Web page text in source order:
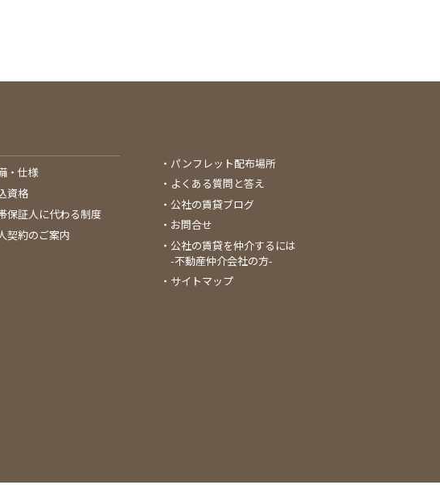
・仕様
資格
証人に代わる制度
契約のご案内
パンフレット配布場所
よくある質問と答え
公社の賃貸ブログ
お問合せ
公社の賃貸を仲介するには
-不動産仲介会社の方-
サイトマップ